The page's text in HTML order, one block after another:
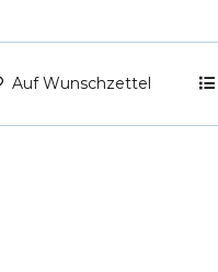
Auf Wunschzettel